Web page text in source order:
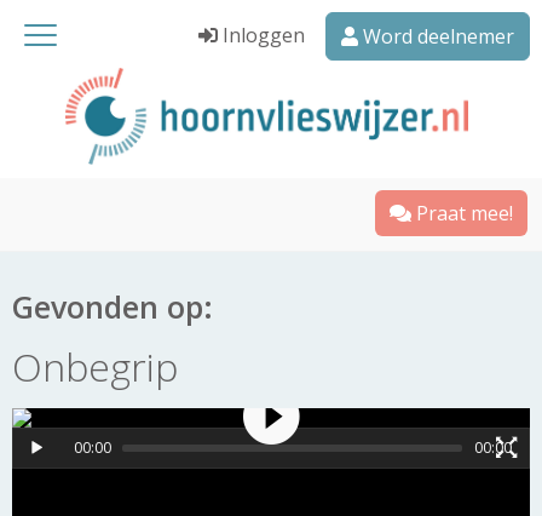
Inloggen Word deelnemer
Praat mee!
Gevonden op:
Onbegrip
00:00 00:00